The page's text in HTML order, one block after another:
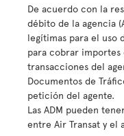
De acuerdo con la
débito de la agencia
legítimas para el uso
para cobrar importes
transacciones del
Documentos de
petición del agente.
Las ADM pueden
entre Air Transat y el